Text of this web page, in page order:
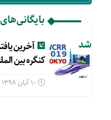
شد
آخرین
کنگره بین
10 آبان 1398